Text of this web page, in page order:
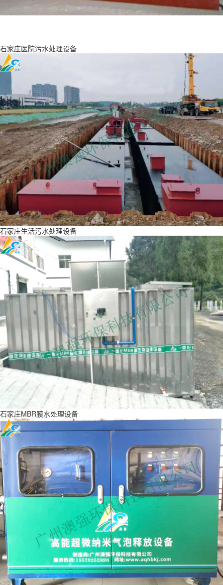
石家庄医院污水处理设备
石家庄生活污水处理设备
石家庄MBR膜水处理设备